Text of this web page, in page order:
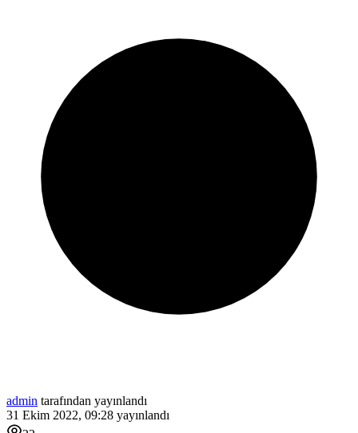
admin tarafından yayınlandı
31 Ekim 2022, 09:28 yayınlandı